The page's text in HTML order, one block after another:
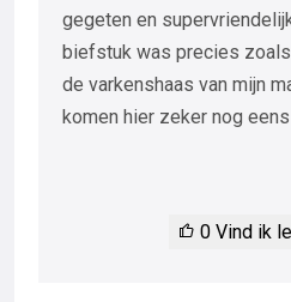
gegeten en
biefstuk was precies
de varkenshaas van mijn
komen hier zeker nog
0 Vind ik